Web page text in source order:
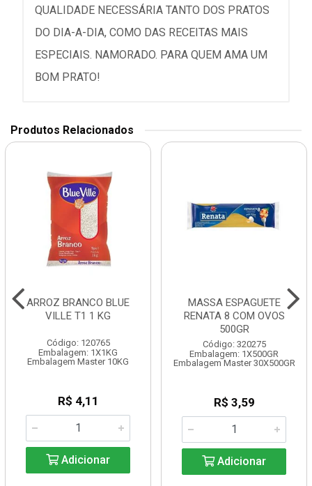
QUALIDADE NECESSÁRIA TANTO DOS PRATOS
DO DIA-A-DIA, COMO DAS RECEITAS MAIS
ESPECIAIS. NAMORADO. PARA QUEM AMA UM
BOM PRATO!
Produtos Relacionados
ARROZ BRANCO BLUE
VILLE T1 1 KG
Código: 120765
Embalagem: 1X1KG
Embalagem Master 10KG
R$ 4,11
Adicionar
MASSA ESPAGUETE
RENATA 8 COM OVOS
500GR
Código: 320275
Embalagem: 1X500GR
Embalagem Master 30X500GR
R$ 3,59
Adicionar